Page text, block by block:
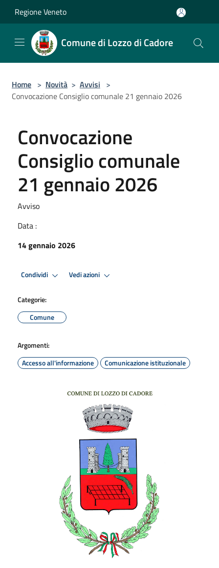
Regione Veneto
Comune di Lozzo di Cadore
Home > Novità > Avvisi >
Convocazione Consiglio comunale 21 gennaio 2026
Convocazione
Consiglio comunale
21 gennaio 2026
Avviso
Data :
14 gennaio 2026
Condividi Vedi azioni
Categorie:
Comune
Argomenti:
Accesso all'informazione
Comunicazione istituzionale